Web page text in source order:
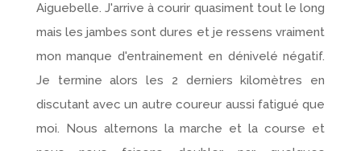
Aiguebelle. J'arrive à courir quasiment tout le long
mais les jambes sont dures et je ressens vraiment
mon manque d'entrainement en dénivelé négatif.
Je termine alors les 2 derniers kilomètres en
discutant avec un autre coureur aussi fatigué que
moi. Nous alternons la marche et la course et